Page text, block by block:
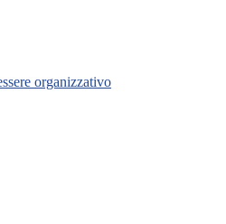
organizzativo